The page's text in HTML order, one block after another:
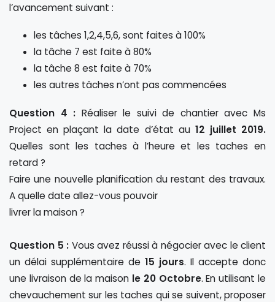
l’avancement suivant :
les tâches 1,2,4,5,6, sont faites à 100%
la tâche 7 est faite à 80%
la tâche 8 est faite à 70%
les autres tâches n’ont pas commencées
Question 4 : Réaliser le suivi de chantier avec Ms
Project en plaçant la date d’état au12 juillet 2019.
Quelles sont les taches à l’heure et les taches en
retard ?
Faire une nouvelle planification du restant des travaux.
A quelle date allez-vous pouvoir
livrer la maison ?
Question 5 : Vous avez réussi à négocier avec le client
un délai supplémentaire de 15 jours. Il accepte donc
une livraison de la maison le 20 Octobre. En utilisant le
chevauchement sur les taches qui se suivent, proposer